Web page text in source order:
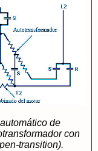
de
con
transition).